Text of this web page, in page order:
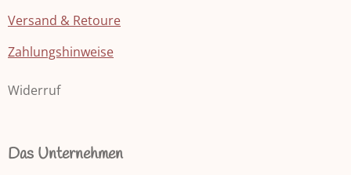
Versand & Retoure
Zahlungshinweise
Widerruf
Das Unternehmen